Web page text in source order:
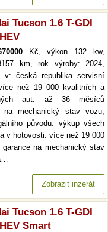
Tucson 1.6 T-GDI
Kč, výkon 132 kw,
km, rok výroby: 2024,
v: česká republika servisní
než 19 000 kvalitních a
aut. až 36 měsíců
na mechanický stav vozu,
původu. výkup všech
v hotovosti. více než 19 000
na mechanický stav
Zobrazit inzerát
Tucson 1.6 T-GDI
Smart